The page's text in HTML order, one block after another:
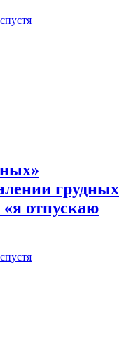
грудных
отпускаю